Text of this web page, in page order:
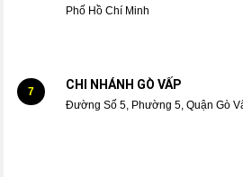
Phố Hồ Chí Minh
7 CHI NHÁNH GÒ VẤP
Đường Số 5, Phường 5, Quận Gò